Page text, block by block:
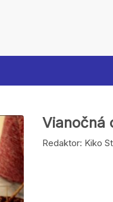
Vianočná
Redaktor: Kiko